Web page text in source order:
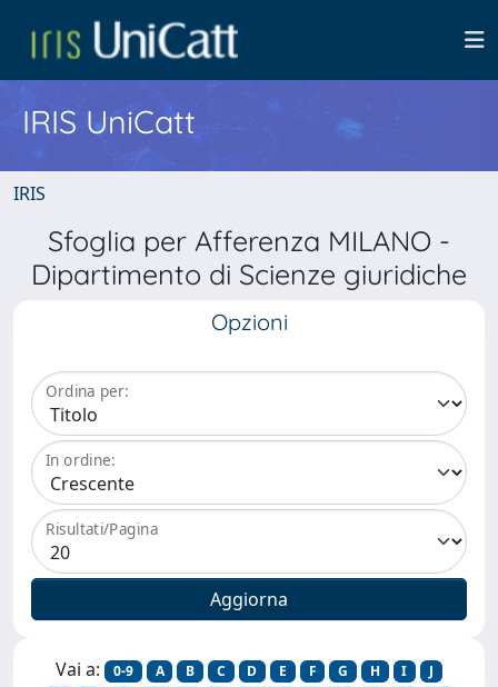
IRIS UniCatt
IRIS
Sfoglia per Afferenza MILANO -
Dipartimento di Scienze giuridiche
Opzioni
Ordina per:
In ordine:
Risultati/Pagina
Vai a: 0-9 A B C D E F G H I
J